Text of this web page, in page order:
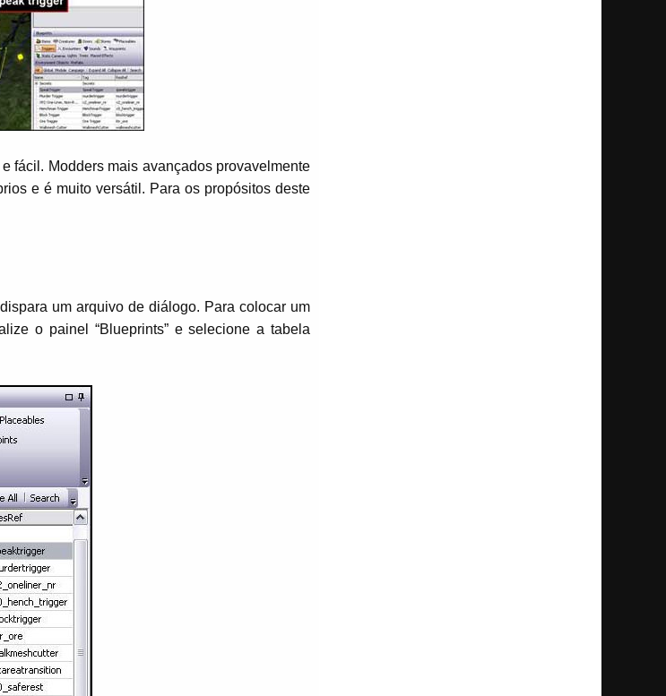
fácil. Modders mais avançados provavelmente
e é muito versátil. Para os propósitos deste
um arquivo de diálogo. Para colocar um
o painel “Blueprints” e selecione a tabela